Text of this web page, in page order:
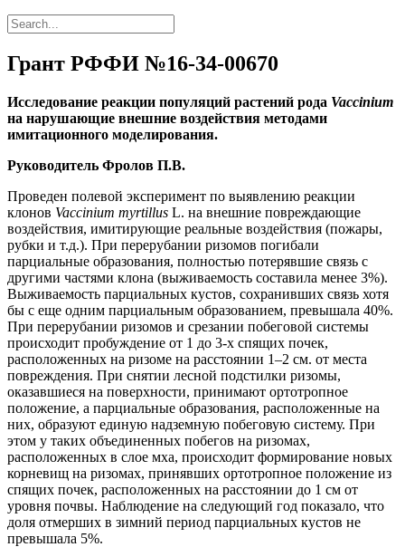
Грант РФФИ №16-34-00670
Исследование реакции популяций растений рода Vaccinium
на нарушающие внешние воздействия методами
имитационного моделирования.
Руководитель Фролов П.В.
Проведен полевой эксперимент по выявлению реакции
клонов Vaccinium myrtillus L. на внешние повреждающие
воздействия, имитирующие реальные воздействия (пожары,
рубки и т.д.). При перерубании ризомов погибали
парциальные образования, полностью потерявшие связь с
другими частями клона (выживаемость составила менее 3%).
Выживаемость парциальных кустов, сохранивших связь хотя
бы с еще одним парциальным образованием, превышала 40%.
При перерубании ризомов и срезании побеговой системы
происходит пробуждение от 1 до 3-х спящих почек,
расположенных на ризоме на расстоянии 1–2 см. от места
повреждения. При снятии лесной подстилки ризомы,
оказавшиеся на поверхности, принимают ортотропное
положение, а парциальные образования, расположенные на
них, образуют единую надземную побеговую систему. При
этом у таких объединенных побегов на ризомах,
расположенных в слое мха, происходит формирование новых
корневищ на ризомах, принявших ортотропное положение из
спящих почек, расположенных на расстоянии до 1 см от
уровня почвы. Наблюдение на следующий год показало, что
доля отмерших в зимний период парциальных кустов не
превышала 5%.